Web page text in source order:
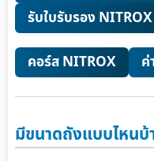
รับใบรับรอง NITROX
คอร์ส NITROX ค่
มีขนาดถังแบบไหนบ้